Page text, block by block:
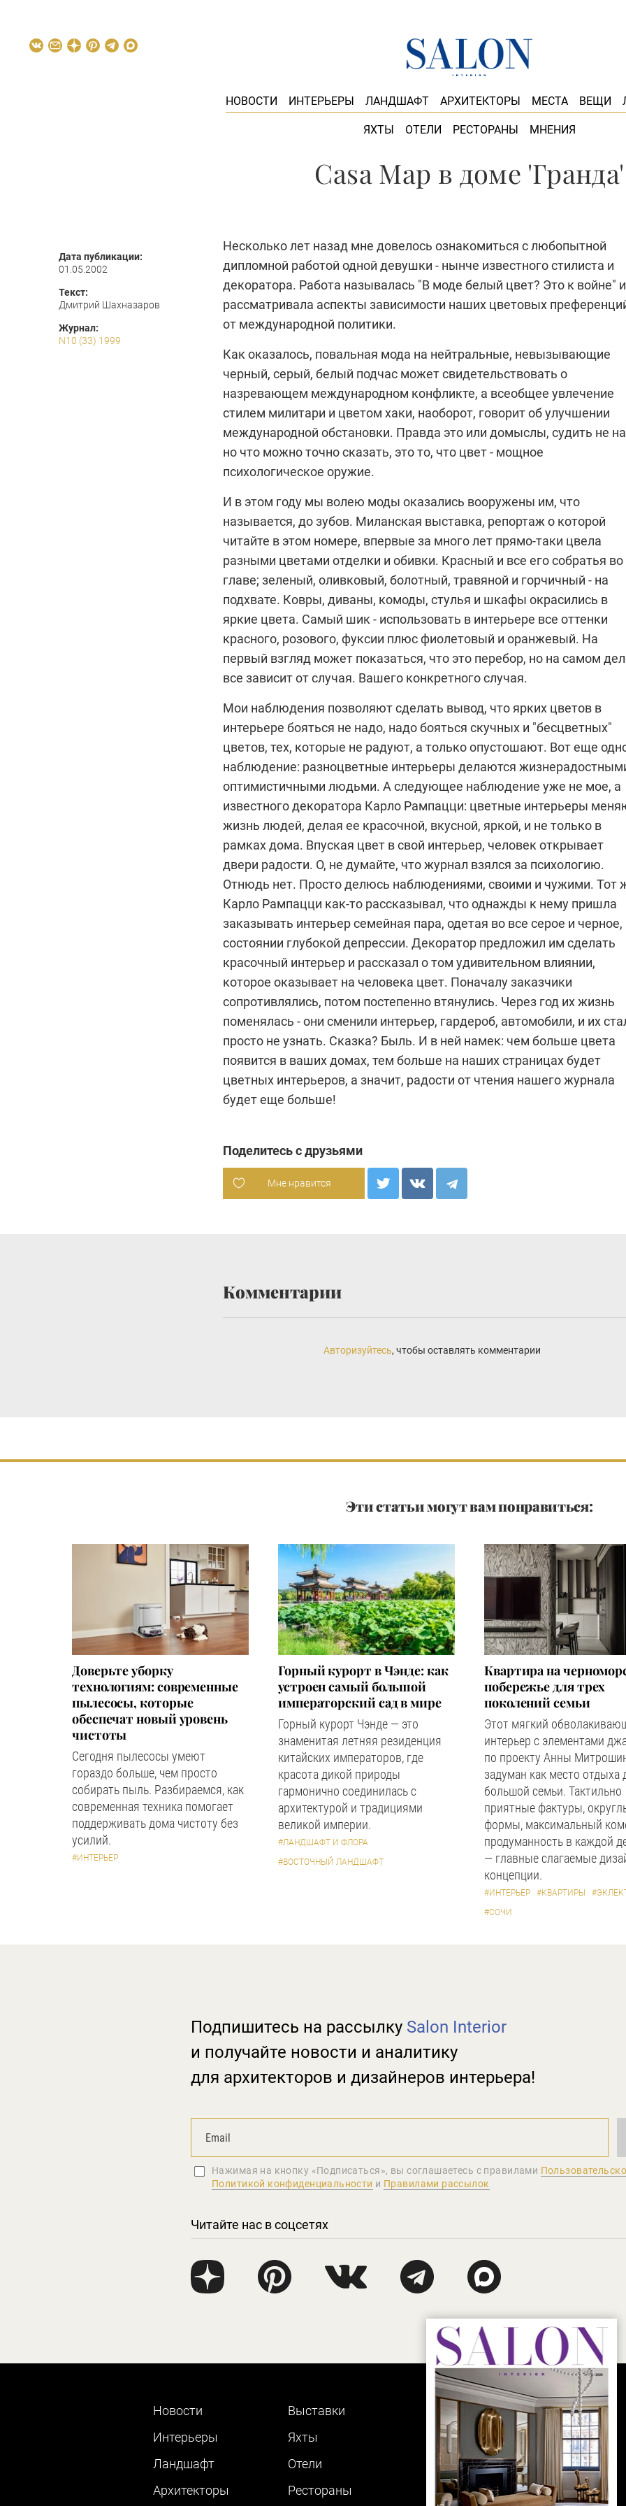
НОВОСТИ ИНТЕРЬЕРЫ ЛАНДШАФТ АРХИТЕКТОРЫ МЕСТА ВЕЩИ
ЯХТЫ ОТЕЛИ РЕСТОРАНЫ МНЕНИЯ
Casa Map в доме 'Гранда'
Дата публикации:
01.05.2002
Текст:
Дмитрий Шахназаров
Журнал:
N10 (33) 1999
Несколько лет назад мне довелось ознакомиться с любопытной
дипломной работой одной девушки - нынче известного стилиста и
декоратора. Работа называлась "В моде белый цвет? Это к войне" и
рассматривала аспекты зависимости наших цветовых
от международной политики.
Как оказалось, повальная мода на нейтральные, невызывающие
черный, серый, белый подчас может свидетельствовать о
назревающем международном конфликте, а всеобщее увлечение
стилем милитари и цветом хаки, наоборот, говорит об улучшении
международной обстановки. Правда это или домыслы, судить не
но что можно точно сказать, это то, что цвет - мощное
психологическое оружие.
И в этом году мы волею моды оказались вооружены им, что
называется, до зубов. Миланская выставка, репортаж о которой
читайте в этом номере, впервые за много лет прямо-таки цвела
разными цветами отделки и обивки. Красный и все его собратья во
главе; зеленый, оливковый, болотный, травяной и горчичный - на
подхвате. Ковры, диваны, комоды, стулья и шкафы окрасились в
яркие цвета. Самый шик - использовать в интерьере все оттенки
красного, розового, фуксии плюс фиолетовый и оранжевый. На
первый взгляд может показаться, что это перебор, но на самом
все зависит от случая. Вашего конкретного случая.
Мои наблюдения позволяют сделать вывод, что ярких цветов в
интерьере бояться не надо, надо бояться скучных и "бесцветных"
цветов, тех, которые не радуют, а только опустошают. Вот еще
наблюдение: разноцветные интерьеры делаются
оптимистичными людьми. А следующее наблюдение уже не мое, а
известного декоратора Карло Рампацци: цветные интерьеры
жизнь людей, делая ее красочной, вкусной, яркой, и не только в
рамках дома. Впуская цвет в свой интерьер, человек открывает
двери радости. О, не думайте, что журнал взялся за психологию.
Отнюдь нет. Просто делюсь наблюдениями, своими и чужими. Тот
Карло Рампацци как-то рассказывал, что однажды к нему пришла
заказывать интерьер семейная пара, одетая во все серое и черное,
состоянии глубокой депрессии. Декоратор предложил им сделать
красочный интерьер и рассказал о том удивительном влиянии,
которое оказывает на человека цвет. Поначалу заказчики
сопротивлялись, потом постепенно втянулись. Через год их жизнь
поменялась - они сменили интерьер, гардероб, автомобили, и их
просто не узнать. Сказка? Быль. И в ней намек: чем больше цвета
появится в ваших домах, тем больше на наших страницах будет
цветных интерьеров, а значит, радости от чтения нашего журнала
будет еще больше!
Поделитесь с друзьями
Мне нравится
Комментарии
Авторизуйтесь, чтобы оставлять комментарии
Эти статьи могут вам понравиться:
Доверьте уборку
технологиям: современные
пылесосы, которые
обеспечат новый уровень
чистоты
Сегодня пылесосы умеют
гораздо больше, чем просто
собирать пыль. Разбираемся, как
современная техника помогает
поддерживать дома чистоту без
усилий.
#ИНТЕРЬЕР
Горный курорт в Чэнде: как
устроен самый большой
императорский сад в мире
Горный курорт Чэнде — это
знаменитая летняя резиденция
китайских императоров, где
красота дикой природы
гармонично соединилась с
архитектурой и традициями
великой империи.
#ЛАНДШАФТ И ФЛОРА
#ВОСТОЧНЫЙ ЛАНДШАФТ
Квартира на
побережье для трех
поколений семьи
Этот мягкий
интерьер с элементами
по проекту Анны
задуман как место отдыха
большой семьи. Тактильно
приятные фактуры,
формы, максимальный
продуманность в каждой
— главные слагаемые
концепции.
#ИНТЕРЬЕР #КВАРТИРЫ
#СОЧИ
Подпишитесь на рассылку Salon Interior
и получайте новости и аналитику
для архитекторов и дизайнеров интерьера!
Нажимая на кнопку «Подписаться», вы соглашаетеcь с правилами
Политикой конфиденциальности и Правилами рассылок
Читайте нас в соцсетях
Новости
Интерьеры
Ландшафт
Архитекторы
Выставки
Яхты
Отели
Рестораны